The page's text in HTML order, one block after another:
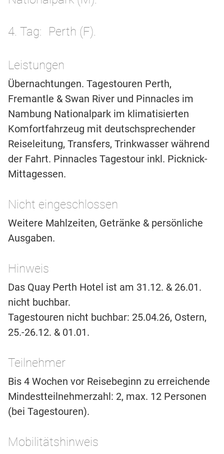
4. Tag Perth (F).
Leistungen
Übernachtungen. Tagestouren Perth,
Fremantle & Swan River und Pinnacles im
Nambung Nationalpark im klimatisierten
Komfortfahrzeug mit deutschsprechender
Reiseleitung, Transfers, Trinkwasser während
der Fahrt. Pinnacles Tagestour inkl. Picknick-
Mittagessen.
Nicht eingeschlossen
Weitere Mahlzeiten, Getränke & persönliche
Ausgaben.
Hinweis
Das Quay Perth Hotel ist am 31.12. & 26.01.
nicht buchbar.
Tagestouren nicht buchbar: 25.04.26, Ostern,
25.-26.12. & 01.01.
Teilnehmer
Bis 4 Wochen vor Reisebeginn zu erreichende
Mindestteilnehmerzahl: 2, max. 12 Personen
(bei Tagestouren).
Mobilitätshinweis